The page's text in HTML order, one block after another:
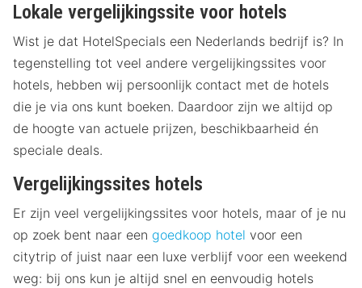
Lokale vergelijkingssite voor hotels
Wist je dat HotelSpecials een Nederlands bedrijf is? In
tegenstelling tot veel andere vergelijkingssites voor
hotels, hebben wij persoonlijk contact met de hotels
die je via ons kunt boeken. Daardoor zijn we altijd op
de hoogte van actuele prijzen, beschikbaarheid én
speciale deals.
Vergelijkingssites hotels
Er zijn veel vergelijkingssites voor hotels, maar of je nu
op zoek bent naar een goedkoop hotel voor een
citytrip of juist naar een luxe verblijf voor een weekend
weg: bij ons kun je altijd snel en eenvoudig hotels